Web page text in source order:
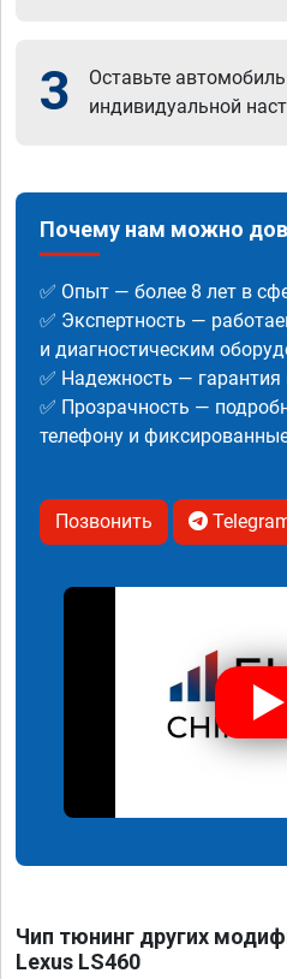
3
Оставьте
индивидуальной
Почему нам можно
✅ Опыт — более 8 лет в
✅ Экспертность —
и диагностическим
✅ Надежность — гарантия
✅ Прозрачность —
телефону и
Позвонить
Чип тюнинг других
Lexus LS460